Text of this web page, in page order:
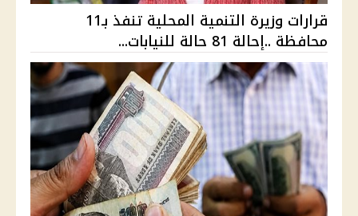
قرارات وزيرة التنمية المحلية تنفذ بـ11
محافظة ..إحالة 81 حالة للنيابات...